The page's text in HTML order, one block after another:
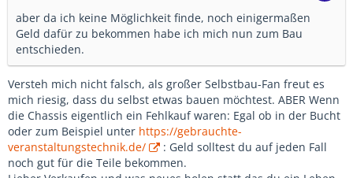
aber da ich keine Möglichkeit finde, noch einigermaßen
Geld dafür zu bekommen habe ich mich nun zum Bau
entschieden.
Versteh mich nicht falsch, als großer Selbstbau-Fan freut es
mich riesig, dass du selbst etwas bauen möchtest. ABER Wenn
die Chassis eigentlich ein Fehlkauf waren: Egal ob in der Bucht
oder zum Beispiel unter https://gebrauchte-
veranstaltungstechnik.de/
: Geld solltest du auf jeden Fall
noch gut für die Teile bekommen.